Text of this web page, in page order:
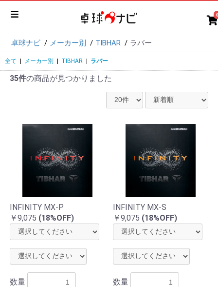
0
卓球ナビ メーカー別 TIBHAR ラバー
全て メーカー別 TIBHAR ラバー
35件の商品が見つかりました
INFINITY MX-P
￥9,075 (18%OFF)
数量
INFINITY MX-S
￥9,075 (18%OFF)
数量